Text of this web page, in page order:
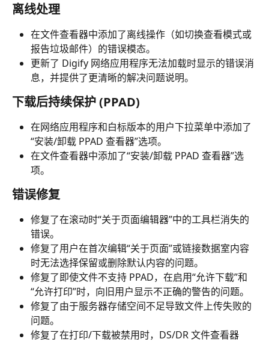
离线处理
在文件查看器中添加了离线操作（如切换查看模式或
报告垃圾邮件）的错误模态。
更新了 Digify 网络应用程序无法加载时显示的错误消
息，并提供了更清晰的解决问题说明。
下载后持续保护 (PPAD)
在网络应用程序和白标版本的用户下拉菜单中添加了
“安装/卸载 PPAD 查看器”选项。
在文件查看器中添加了“安装/卸载 PPAD 查看器”选
项。
错误修复
修复了在滚动时“关于页面编辑器”中的工具栏消失的
错误。
修复了用户在首次编辑“关于页面”或链接数据室内容
时无法选择保留或删除默认内容的问题。
修复了即使文件不支持 PPAD，在启用“允许下载”和
“允许打印”时，向旧用户显示不正确的警告的问题。
修复了由于服务器存储空间不足导致文件上传失败的
问题。
修复了在打印/下载被禁用时，DS/DR 文件查看器